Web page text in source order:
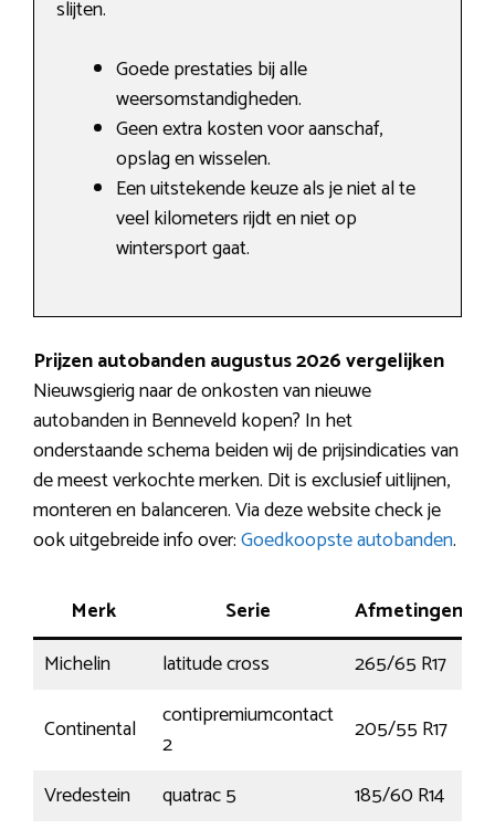
slijten.
Goede prestaties bij alle
weersomstandigheden.
Geen extra kosten voor aanschaf,
opslag en wisselen.
Een uitstekende keuze als je niet al te
veel kilometers rijdt en niet op
wintersport gaat.
Prijzen autobanden augustus 2026 vergelijken
Nieuwsgierig naar de onkosten van nieuwe
autobanden in Benneveld kopen? In het
onderstaande schema beiden wij de prijsindicaties van
de meest verkochte merken. Dit is exclusief uitlijnen,
monteren en balanceren. Via deze website check je
ook uitgebreide info over:Goedkoopste autobanden.
Merk Serie Afmetingen
Michelin
latitude cross 265/65 R17
Continental
contipremiumcontact
2
205/55 R17
Vredestein
quatrac 5 185/60 R14